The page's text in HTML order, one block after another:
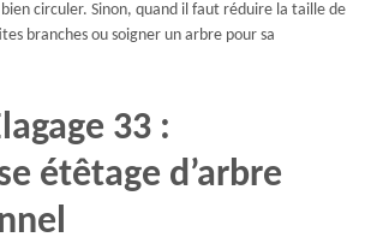
circuler. Sinon, quand il faut réduire la taille de
branches ou soigner un arbre pour sa
33 :
étêtage d’arbre